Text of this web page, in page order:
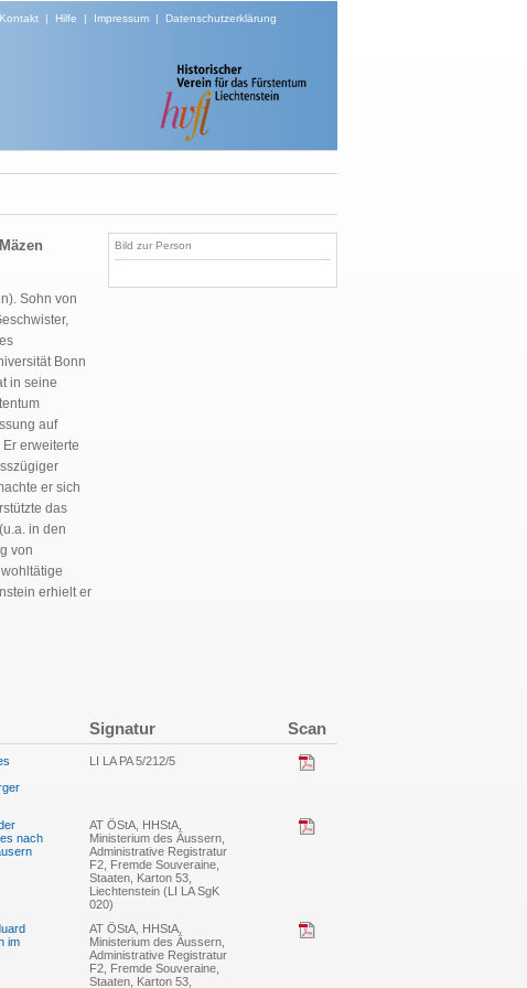
Kontakt| Hilfe | Impressum| Datenschutzerklärung
Sohn von
Bonn
in seine
auf
erweiterte
er sich
das
in den
von
erhielt er
Bild zur Person
Signatur Scan
LI LA PA 5/212/5
nach
AT ÖStA, HHStA,
Ministerium des Äussern,
Administrative Registratur
F2, Fremde Souveraine,
Staaten, Karton 53,
Liechtenstein (LI LA SgK
020)
im
AT ÖStA, HHStA,
Ministerium des Äussern,
Administrative Registratur
F2, Fremde Souveraine,
Staaten, Karton 53,